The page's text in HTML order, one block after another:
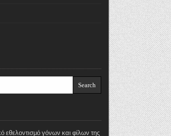
εθελοντισμό γόνων και φίλων της